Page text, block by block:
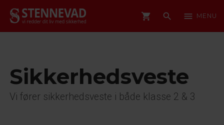
shopping_cart search menu MENU
Sikkerhedsveste
Vi fører sikkerhedsveste i både klasse 2 & 3